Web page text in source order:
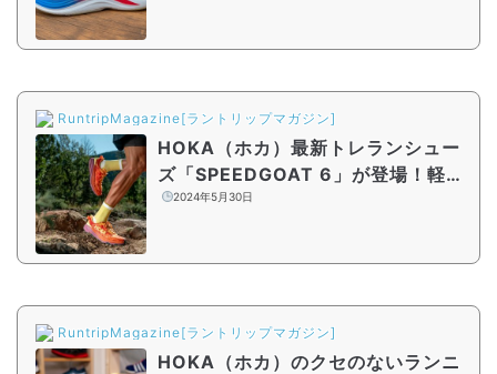
RuntripMagazine[ラントリップマガジン]
HOKA（ホカ）最新トレランシュー
ズ「SPEEDGOAT 6」が登場！軽量
でよりグリップ力の高い一足へアッ
2024年5月30日
RuntripMagazine[ラントリップマガジン]
HOKA（ホカ）のクセのないランニ